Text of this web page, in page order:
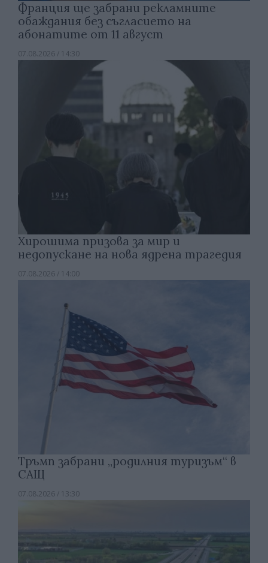
Франция ще забрани рекламните
обаждания без съгласието на
абонатите от 11 август
07.08.2026 / 14:30
Хирошима призова за мир и
недопускане на нова ядрена трагедия
07.08.2026 / 14:00
Тръмп забрани „родилния туризъм“ в
САЩ
07.08.2026 / 13:30